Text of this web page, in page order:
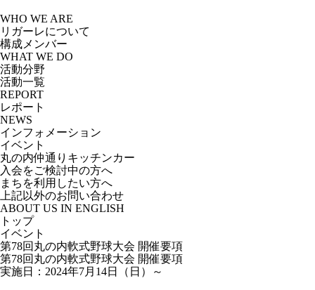
to
the
content
WHO WE ARE
リガーレについて
構成メンバー
WHAT WE DO
活動分野
活動一覧
REPORT
レポート
NEWS
インフォメーション
イベント
丸の内仲通りキッチンカー
入会をご検討中の方へ
まちを利用したい方へ
上記以外のお問い合わせ
ABOUT US IN ENGLISH
トップ
イベント
第78回丸の内軟式野球大会 開催要項
第78回丸の内軟式野球大会 開催要項
実施日：2024年7月14日（日）～